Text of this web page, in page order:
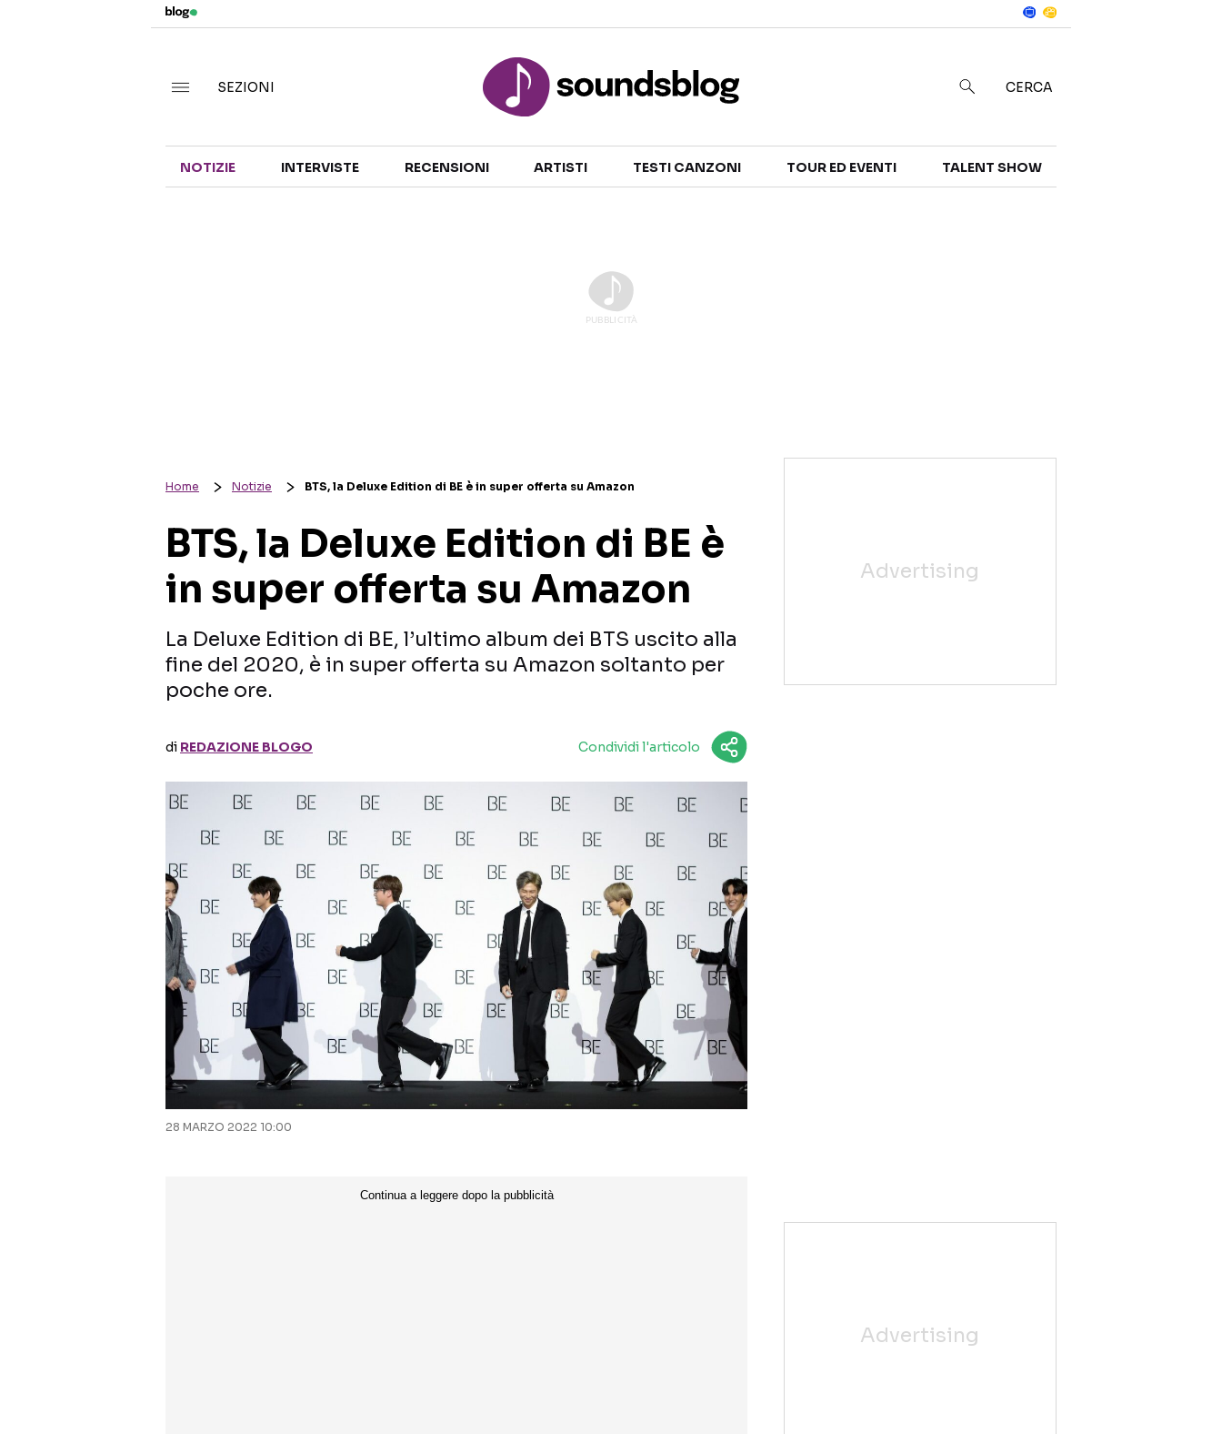
TALENT SHOW
SEZIONI CERCA
NOTIZIE INTERVISTE RECENSIONI ARTISTI TESTI CANZONI TOUR ED EVENTI TALENT SHOW
Home Notizie BTS, la Deluxe Edition di BE è in super offerta su Amazon
BTS, la Deluxe Edition di BE è
in super offerta su Amazon
La Deluxe Edition di BE, l’ultimo album dei BTS uscito alla
fine del 2020, è in super offerta su Amazon soltanto per
poche ore.
di REDAZIONE BLOGO Condividi l'articolo
28 MARZO 2022 10:00